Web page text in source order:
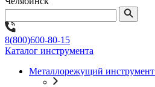
8(800)600-80-15
Каталог инструмента
Металлорежущий инструмент